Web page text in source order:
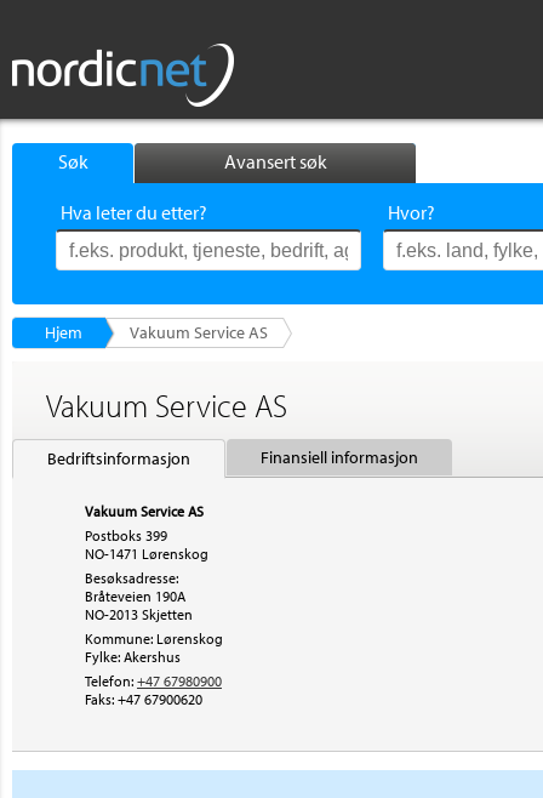
Søk Avansert søk
Hva leter du etter? Hvor?
Hjem Vakuum Service AS
Vakuum Service AS
Bedriftsinformasjon Finansiell informasjon
Vakuum Service AS
Postboks 399
NO-1471 Lørenskog
Besøksadresse:
Bråteveien 190A
NO-2013 Skjetten
Kommune: Lørenskog
Fylke: Akershus
Telefon: +47 67980900
Faks: +47 67900620